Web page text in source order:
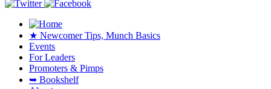
★ Newcomer Tips, Munch Basics
Events
For Leaders
Promoters & Pimps
➥ Bookshelf